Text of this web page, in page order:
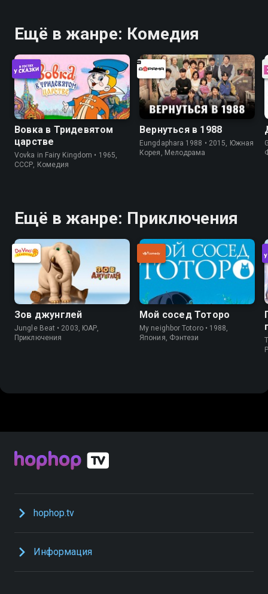
Ещё в жанре: Комедия
Вовка в Тридевятом
царстве
Vovka in Fairy Kingdom • 1965,
СССР, Комедия
Вернуться в 1988
Eungdaphara 1988 • 2015, Южная
Корея, Мелодрама
Ещё в жанре: Приключения
Зов джунглей
Jungle Beat • 2003, ЮАР,
Приключения
Мой сосед Тоторо
My neighbor Totoro • 1988,
Япония, Фэнтези
hophop.tv
Информация